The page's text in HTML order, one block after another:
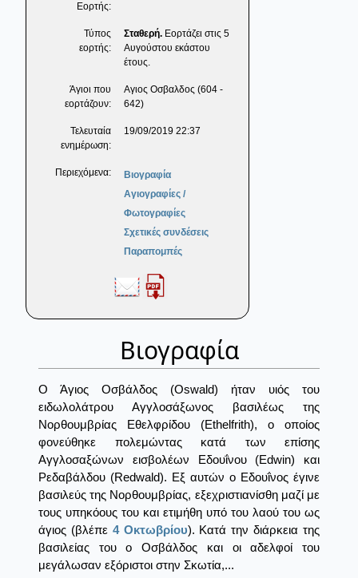
Εορτής:
Τύπος
εορτής:
Σταθερή. Εορτάζει στις 5
Αυγούστου εκάστου
έτους.
Άγιοι που
εορτάζουν:
Αγιος Οσβαλδος (604 -
642)
Τελευταία
ενημέρωση:
19/09/2019 22:37
Περιεχόμενα:
Βιογραφία
Αγιογραφίες /
Φωτογραφίες
Σχετικές συνδέσεις
Παραπομπές
Βιογραφία
Ο Άγιος Οσβάλδος (Oswald) ήταν υιός του
ειδωλολάτρου Αγγλοσάξωνος βασιλέως της
Νορθουμβρίας Εθελφρίδου (Ethelfrith), ο οποίος
φονεύθηκε πολεμώντας κατά των επίσης
Αγγλοσαξώνων εισβολέων Εδουΐνου (Edwin) και
Ρεδαβάλδου (Redwald). Εξ αυτών ο Εδουΐνος έγινε
βασιλεύς της Νορθουμβρίας, εξεχριστιανίσθη μαζί με
τους υπηκόους του και ετιμήθη υπό του λαού του ως
άγιος (βλέπε 4 Οκτωβρίου). Κατά την διάρκεια της
βασιλείας του ο Οσβάλδος και οι αδελφοί του
μεγάλωσαν εξόριστοι στην Σκωτία,...